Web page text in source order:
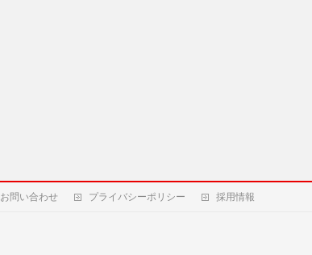
お問い合わせ プライバシーポリシー 採用情報